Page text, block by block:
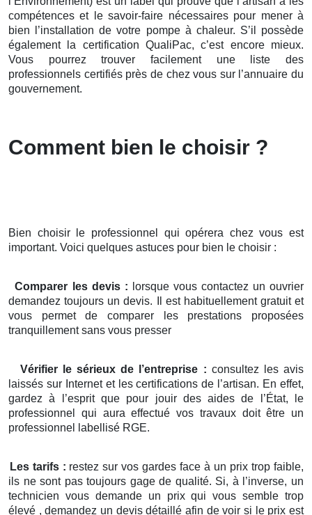
compétences et le savoir-faire nécessaires pour mener à
bien l’installation de votre pompe à chaleur. S’il possède
également la certification QualiPac, c’est encore mieux.
Vous pourrez trouver facilement une liste des
professionnels certifiés près de chez vous sur l’annuaire du
gouvernement.
Comment bien le choisir ?
Bien choisir le professionnel qui opérera chez vous est
important. Voici quelques astuces pour bien le choisir :
Comparer les devis : lorsque vous contactez un ouvrier
demandez toujours un devis. Il est habituellement gratuit et
vous permet de comparer les prestations proposées
tranquillement sans vous presser
Vérifier le sérieux de l’entreprise : consultez les avis
laissés sur Internet et les certifications de l’artisan. En effet,
gardez à l’esprit que pour jouir des aides de l’État, le
professionnel qui aura effectué vos travaux doit être un
professionnel labellisé RGE.
Les tarifs : restez sur vos gardes face à un prix trop faible,
ils ne sont pas toujours gage de qualité. Si, à l’inverse, un
technicien vous demande un prix qui vous semble trop
élevé , demandez un devis détaillé afin de voir si le prix est